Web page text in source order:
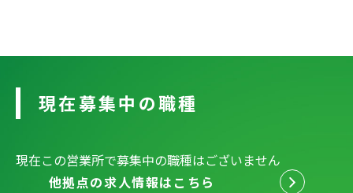
現在募集中の職種
現在この営業所で募集中の職種はございません
他拠点の求人情報はこちら